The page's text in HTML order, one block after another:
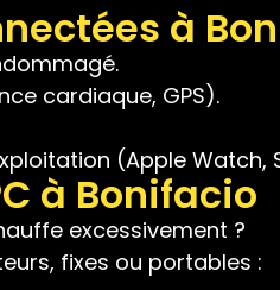
à
cardiaque, GPS).
(Apple Watch,
à Bonifacio
excessivement ?
fixes ou portables :